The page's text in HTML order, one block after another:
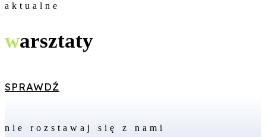
aktualne
warsztaty
SPRAWDŹ
nie rozstawaj się z nami